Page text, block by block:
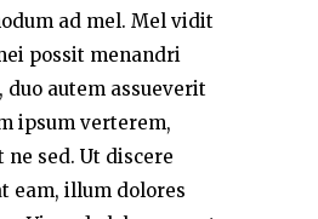
ad mel. Mel vidit
possit menandri
autem assueverit
ipsum verterem,
sed. Ut discere
eam, illum dolores